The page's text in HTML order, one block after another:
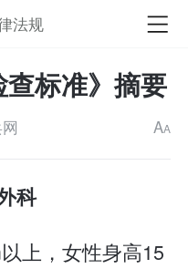
法规
查标准》摘要
AA
科
上，女性身高15